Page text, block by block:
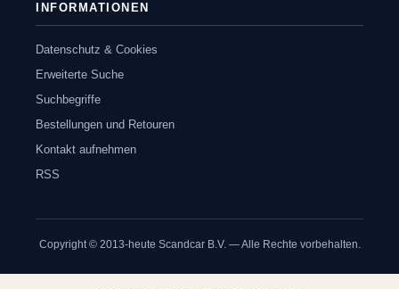
INFORMATIONEN
Datenschutz & Cookies
Erweiterte Suche
Suchbegriffe
Bestellungen und Retouren
Kontakt aufnehmen
RSS
Copyright © 2013-heute Scandcar B.V. — Alle Rechte vorbehalten.